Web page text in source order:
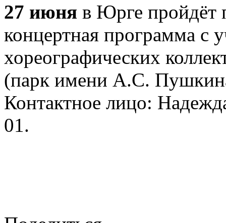
27 июня в Юрге пройдёт
концертная программа с
хореографических
(парк имени А.С.
Контактное лицо:
01.